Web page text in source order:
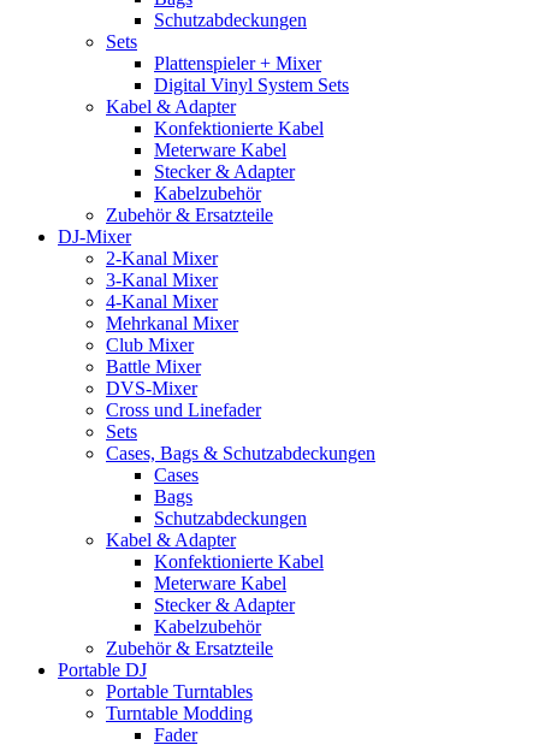
Schutzabdeckungen
Sets
Plattenspieler + Mixer
Digital Vinyl System Sets
Kabel & Adapter
Konfektionierte Kabel
Meterware Kabel
Stecker & Adapter
Kabelzubehör
Zubehör & Ersatzteile
DJ-Mixer
2-Kanal Mixer
3-Kanal Mixer
4-Kanal Mixer
Mehrkanal Mixer
Club Mixer
Battle Mixer
DVS-Mixer
Cross und Linefader
Sets
Cases, Bags & Schutzabdeckungen
Cases
Bags
Schutzabdeckungen
Kabel & Adapter
Konfektionierte Kabel
Meterware Kabel
Stecker & Adapter
Kabelzubehör
Zubehör & Ersatzteile
Portable DJ
Portable Turntables
Turntable Modding
Fader